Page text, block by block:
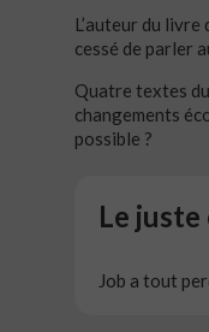
L’auteur du
cessé de parler
Quatre textes
changements
possible ?
Le juste
Job a tout